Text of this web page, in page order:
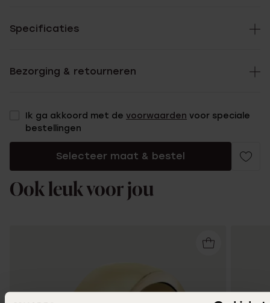
Specificaties
Bezorging & retourneren
Ik ga akkoord met de voorwaarden voor speciale
bestellingen
Selecteer maat & bestel
Ook leuk voor jou